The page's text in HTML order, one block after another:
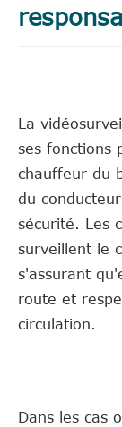
La
ses fonctions
chauffeur du
du
sécurité. Les
surveillent le
s'assurant
route et
circulation.
Dans les cas